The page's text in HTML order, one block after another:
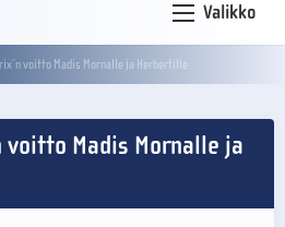
Valikko
voitto Madis Mornalle ja Herbertille
voitto Madis Mornalle ja